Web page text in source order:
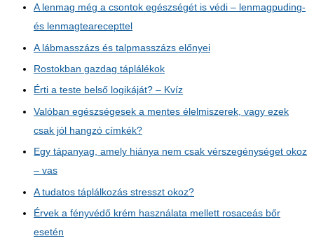
A lenmag még a csontok egészségét is védi – lenmagpuding-
és lenmagtearecepttel
A lábmasszázs és talpmasszázs előnyei
Rostokban gazdag táplálékok
Érti a teste belső logikáját? – Kvíz
Valóban egészségesek a mentes élelmiszerek, vagy ezek
csak jól hangzó címkék?
Egy tápanyag, amely hiánya nem csak vérszegénységet okoz
– vas
A tudatos táplálkozás stresszt okoz?
Érvek a fényvédő krém használata mellett rosaceás bőr
esetén